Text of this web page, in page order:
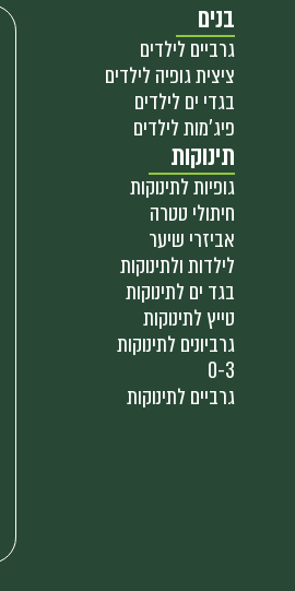
בנים
גרביים לילדים
ציצית גופיה לילדים
בגדי ים לילדים
פיג'מות לילדים
תינוקות
גופיות לתינוקות
חיתולי טטרה
אביזרי שיער
לילדות ולתינוקות
בגד ים לתינוקות
טייץ לתינוקות
גרביונים לתינוקות
0-3
גרביים לתינוקות